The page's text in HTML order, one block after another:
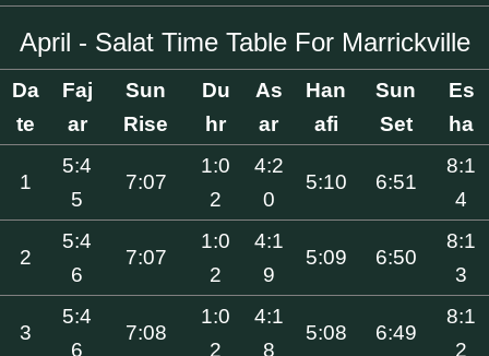
April - Salat Time Table For Marrickville
Da
te
Faj
ar
Sun
Rise
Du
hr
As
ar
Han
afi
Sun
Set
Es
ha
1
5:4
5
7:07
1:0
2
4:2
0
5:10 6:51
8:1
4
2
5:4
6
7:07
1:0
2
4:1
9
5:09 6:50
8:1
3
3
5:4
6
7:08
1:0
2
4:1
8
5:08 6:49
8:1
2